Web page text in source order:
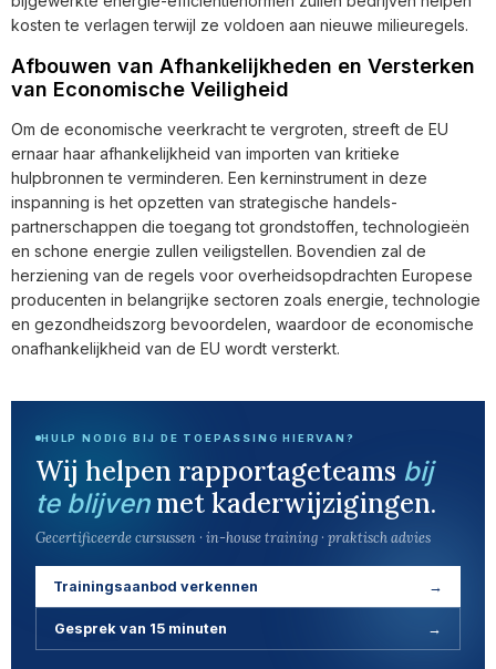
kosten te verlagen terwijl ze voldoen aan nieuwe milieuregels.
Afbouwen van Afhankelijkheden en Versterken
van Economische Veiligheid
Om de economische veerkracht te vergroten, streeft de EU
ernaar haar afhankelijkheid van importen van kritieke
hulpbronnen te verminderen. Een kerninstrument in deze
inspanning is het opzetten van strategische handels­
partnerschappen die toegang tot grondstoffen, technologieën
en schone energie zullen veiligstellen. Bovendien zal de
herziening van de regels voor overheids­opdrachten Europese
producenten in belangrijke sectoren zoals energie, technologie
en gezondheidszorg bevoordelen, waardoor de economische
onafhankelijkheid van de EU wordt versterkt.
HULP NODIG BIJ DE TOEPASSING HIERVAN?
Wij helpen rapportageteams bij
te blijvenmet kaderwijzigingen.
Gecertificeerde cursussen · in-house training · praktisch advies
Trainingsaanbod verkennen →
Gesprek van 15 minuten →